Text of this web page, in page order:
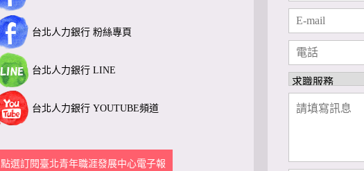
台北人力銀行 粉絲專頁
台北人力銀行 LINE
台北人力銀行 YOUTUBE頻道
點選訂閱臺北青年職涯發展中心電子報